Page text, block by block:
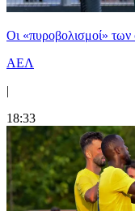
Οι «πυροβολισμοί»
ΑΕΛ
|
18:33